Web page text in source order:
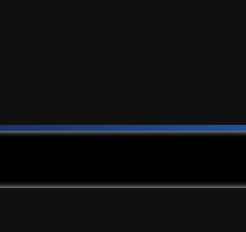
Brandveiligheid in de